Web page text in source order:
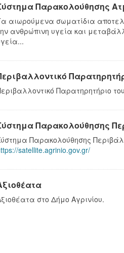
Παρακολούθησης
αιωρούμενα σωματίδια
ανθρώπινη υγεία και
Παρατηρητήριο
Παρακολούθησης
Παρακολούθησης
satellite.agrinio.gov.gr/
στο Δήμο Αγρινίου.